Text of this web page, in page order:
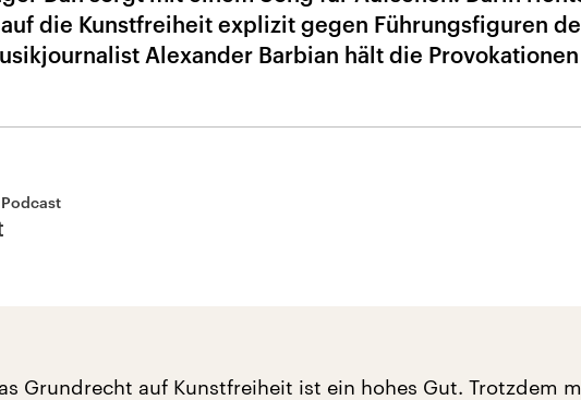
die Kunstfreiheit explizit gegen Führungsfiguren
Alexander Barbian hält die
Grundrecht auf Kunstfreiheit ist ein hohes Gut. Trotzdem